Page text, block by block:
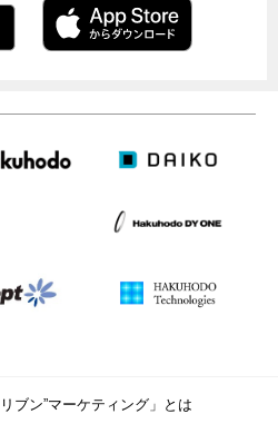
ブン”マーケティング」とは